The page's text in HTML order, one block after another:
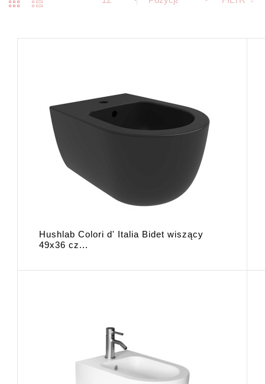
Hushlab Colori d' Italia Bidet wiszący
49x36 cz...